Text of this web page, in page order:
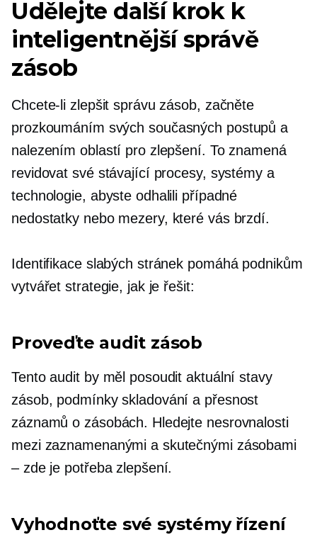
Udělejte další krok k
inteligentnější správě
zásob
Chcete-li zlepšit správu zásob, začněte
prozkoumáním svých současných postupů a
nalezením oblastí pro zlepšení. To znamená
revidovat své stávající procesy, systémy a
technologie, abyste odhalili případné
nedostatky nebo mezery, které vás brzdí.
Identifikace slabých stránek pomáhá podnikům
vytvářet strategie, jak je řešit:
Proveďte audit zásob
Tento audit by měl posoudit aktuální stavy
zásob, podmínky skladování a přesnost
záznamů o zásobách. Hledejte nesrovnalosti
mezi zaznamenanými a skutečnými zásobami
– zde je potřeba zlepšení.
Vyhodnoťte své systémy řízení